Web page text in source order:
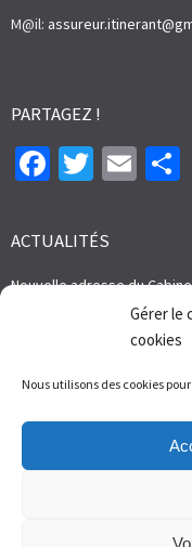
Gérer le
cookies
Nous utilisons des cookies
M@il:
PARTAGEZ !
Facebook
Twitter
ACTUALITÉS
Nouvelle adresse du
Nouveaux arrivés au cabinet
Ouverture d’un Bureau sur